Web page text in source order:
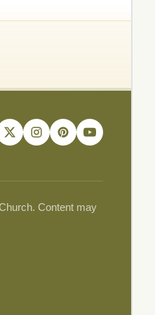
Content may